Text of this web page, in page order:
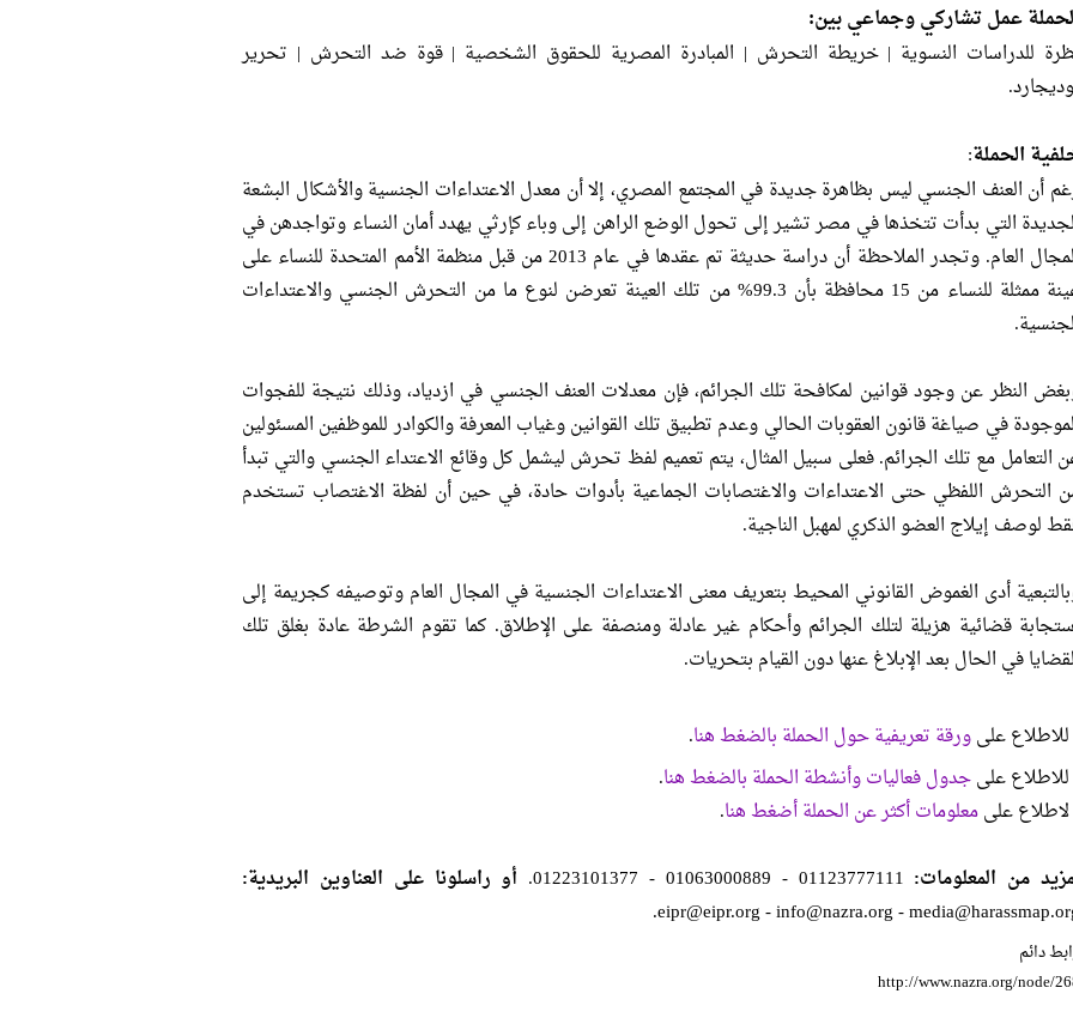
عمل تشاركي وجماعي بين:
للدراسات النسوية | خريطة التحرش | المبادرة المصرية للحقوق الشخصية | قوة ضد التحرش | تحرير
الحملة:
أن العنف الجنسي ليس بظاهرة جديدة في المجتمع المصري، إلا أن معدل الاعتداءات الجنسية والأشكال البشعة
التي بدأت تتخذها في مصر تشير إلى تحول الوضع الراهن إلى وباء كإرثي يهدد أمان النساء وتواجدهن في
المجال العام. وتجدر الملاحظة أن دراسة حديثة تم عقدها في عام 2013 من قبل منظمة الأمم المتحدة للنساء على
عينة ممثلة للنساء من 15 محافظة بأن 99.3% من تلك العينة تعرضن لنوع ما من التحرش الجنسي والاعتداءات
النظر عن وجود قوانين لمكافحة تلك الجرائم، فإن معدلات العنف الجنسي في ازدياد، وذلك نتيجة للفجوات
في صياغة قانون العقوبات الحالي وعدم تطبيق تلك القوانين وغياب المعرفة والكوادر للموظفين المسئولين
التعامل مع تلك الجرائم. فعلى سبيل المثال، يتم تعميم لفظ تحرش ليشمل كل وقائع الاعتداء الجنسي والتي تبدأ
التحرش اللفظي حتى الاعتداءات والاغتصابات الجماعية بأدوات حادة، في حين أن لفظة الاغتصاب تستخدم
لوصف إيلاج العضو الذكري لمهبل الناجية.
أدى الغموض القانوني المحيط بتعريف معنى الاعتداءات الجنسية في المجال العام وتوصيفه كجريمة إلى
قضائية هزيلة لتلك الجرائم وأحكام غير عادلة ومنصفة على الإطلاق. كما تقوم الشرطة عادة بغلق تلك
في الحال بعد الإبلاغ عنها دون القيام بتحريات.
علىورقة تعريفية حول الحملة بالضغط هنا.
علىجدول فعاليات وأنشطة الحملة بالضغط هنا.
علىمعلومات أكثر عن الحملة أضغط هنا.
من المعلومات: 01123777111 - 01063000889 - 01223101377.
أو راسلونا على العناوين البريدية:
eipr@eipr.org-info@nazra.org-
.
دائم
http://www.nazra.org/node/